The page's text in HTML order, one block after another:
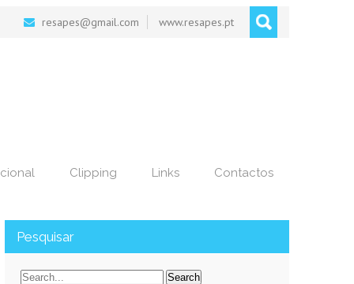
resapes@gmail.com www.resapes.pt
Clipping Links Contactos
Pesquisar